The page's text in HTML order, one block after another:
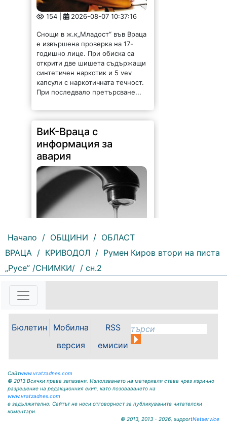
154 | 2026-08-07 10:37:16
Снощи в ж.к„Младост“ във Враца
е извършена проверка на 17-
годишно лице. При обиска са
открити две шишета съдържащи
синтетичен наркотик и 5 vev
капсули с наркотичната течност.
При последвало претърсване...
ВиК-Враца с
информация за
авария
185 | 2026-08-07 10:31:48
"Водоснабдяване и канализация“
ООД – Враца уведомява своите
възникнала аварийна ситуация е
спряно водоподаването в
ул."Никола Вапцаров" днес
07.08.2026г. до отстраняване на
аварията. Тел.: 092 66 11 19 Тел.:
0889 316...
Начало / ОБЩИНИ / ОБЛАСТ
ВРАЦА / КРИВОДОЛ / Румен Киров втори на писта
„Русе” /СНИМКИ/ / сн.2
Бюлетин
Мобилна
версия
RSS
емисии
Сайтwww.vratzadnes.com
© 2013 Всички права запазени. Използването на материали става чрез изрично
разрешение на редакционния екип, като позоваването на
www.vratzadnes.com
е задължително. Сайтът не носи отговорност за публикуваните читателски
коментари.
© 2013, 2013 - 2026, supportNetservice